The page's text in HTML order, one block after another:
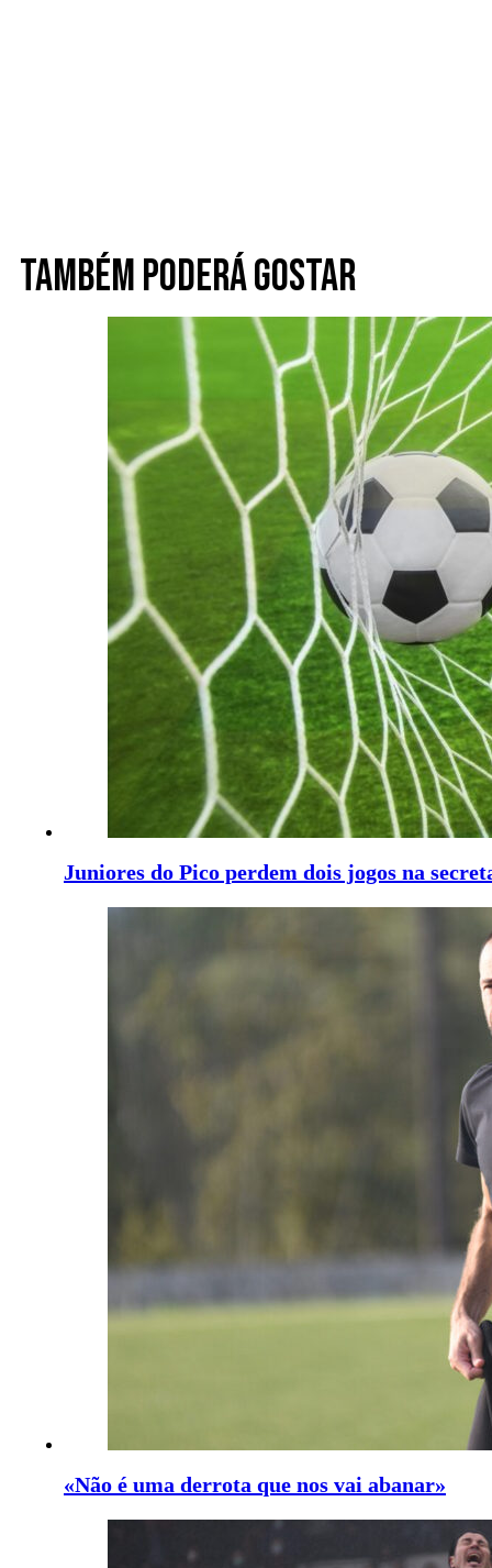
Também poderá gostar
Juniores do Pico perdem dois jogos na
«Não é uma derrota que nos vai abanar»